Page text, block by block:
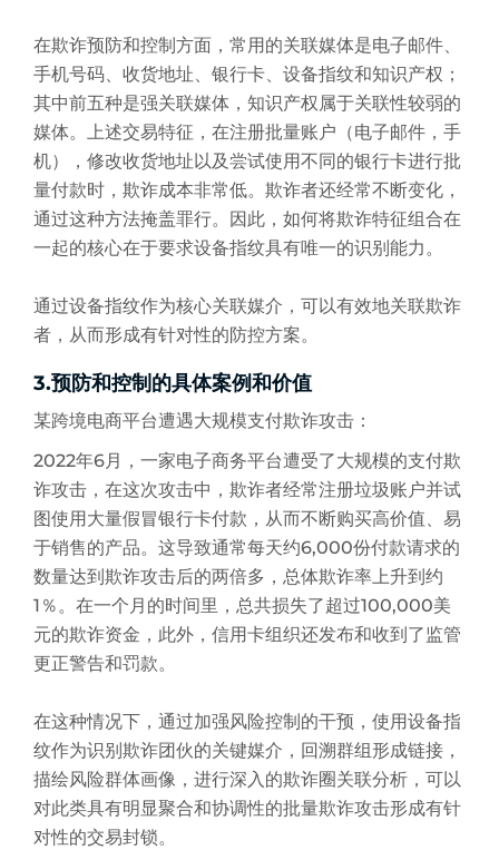
在欺诈预防和控制方面，常用的关联媒体是电子邮件、
手机号码、收货地址、银行卡、设备指纹和知识产权；
其中前五种是强关联媒体，知识产权属于关联性较弱的
媒体。上述交易特征，在注册批量账户（电子邮件，手
机），修改收货地址以及尝试使用不同的银行卡进行批
量付款时，欺诈成本非常低。欺诈者还经常不断变化，
通过这种方法掩盖罪行。因此，如何将欺诈特征组合在
一起的核心在于要求设备指纹具有唯一的识别能力。
通过设备指纹作为核心关联媒介，可以有效地关联欺诈
者，从而形成有针对性的防控方案。
3.预防和控制的具体案例和价值
某跨境电商平台遭遇大规模支付欺诈攻击：
2022年6月，一家电子商务平台遭受了大规模的支付欺
诈攻击，在这次攻击中，欺诈者经常注册垃圾账户并试
图使用大量假冒银行卡付款，从而不断购买高价值、易
于销售的产品。这导致通常每天约6,000份付款请求的
数量达到欺诈攻击后的两倍多，总体欺诈率上升到约
1％。在一个月的时间里，总共损失了超过100,000美
元的欺诈资金，此外，信用卡组织还发布和收到了监管
更正警告和罚款。
在这种情况下，通过加强风险控制的干预，使用设备指
纹作为识别欺诈团伙的关键媒介，回溯群组形成链接，
描绘风险群体画像，进行深入的欺诈圈关联分析，可以
对此类具有明显聚合和协调性的批量欺诈攻击形成有针
对性的交易封锁。